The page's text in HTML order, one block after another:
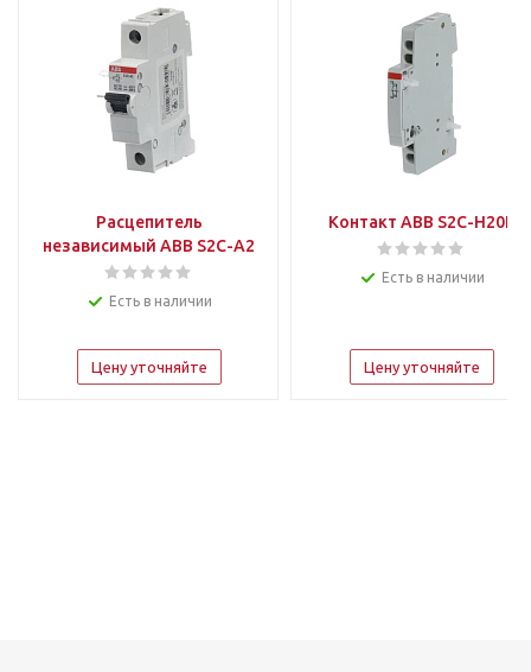
Расцепитель
независимый ABB S2C-A2
Есть в наличии
Цену уточняйте
Контакт ABB S2C-H20L
Есть в наличии
Цену уточняйте